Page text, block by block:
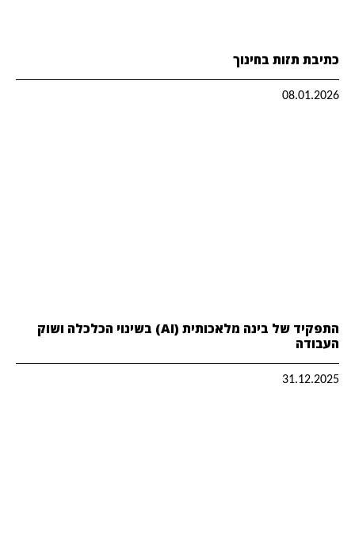
כתיבת תזות בחינוך
08.01.2026
התפקיד של בינה מלאכותית (AI) בשינוי הכלכלה ושוק
העבודה
31.12.2025